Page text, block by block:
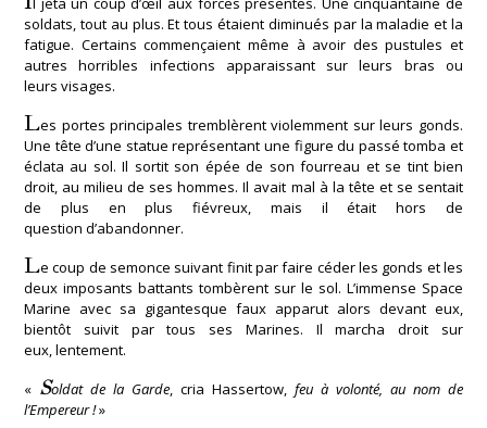
soldats, tout au plus. Et tous étaient diminués par la maladie et la
fatigue. Certains commençaient même à avoir des pustules et
autres horribles infections apparaissant sur leurs bras ou
leurs visages.
Les portes principales tremblèrent violemment sur leurs gonds.
Une tête d’une statue représentant une figure du passé tomba et
éclata au sol. Il sortit son épée de son fourreau et se tint bien
droit, au milieu de ses hommes. Il avait mal à la tête et se sentait
de plus en plus fiévreux, mais il était hors de
question d’abandonner.
Le coup de semonce suivant finit par faire céder les gonds et les
deux imposants battants tombèrent sur le sol. L’immense Space
Marine avec sa gigantesque faux apparut alors devant eux,
bientôt suivit par tous ses Marines. Il marcha droit sur
eux, lentement.
« Soldat de la Garde, cria Hassertow, feu à volonté, au nom de
l’Empereur !»